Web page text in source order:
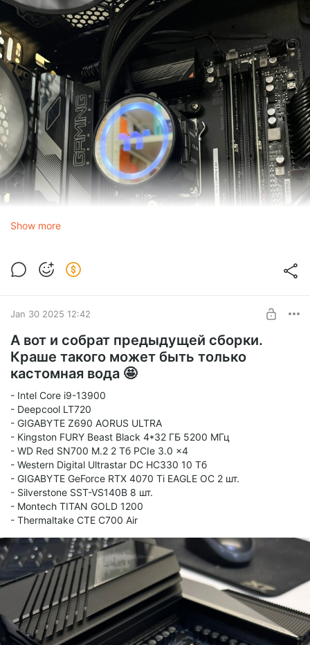
Show more
Jan 30 2025 12:42
А вот и собрат предыдущей сборки.
Краше такого может быть только
кастомная вода 🤩
- Intel Core i9-13900
- Deepcool LT720
- GIGABYTE Z690 AORUS ULTRA
- Kingston FURY Beast Black 4*32 ГБ 5200 МГц
- WD Red SN700 M.2 2 Тб PCIe 3.0 x4
- Western Digital Ultrastar DC HC330 10 Тб
- GIGABYTE GeForce RTX 4070 Ti EAGLE OC 2 шт.
- Silverstone SST-VS140B 8 шт.
- Montech TITAN GOLD 1200
- Thermaltake CTE C700 Air